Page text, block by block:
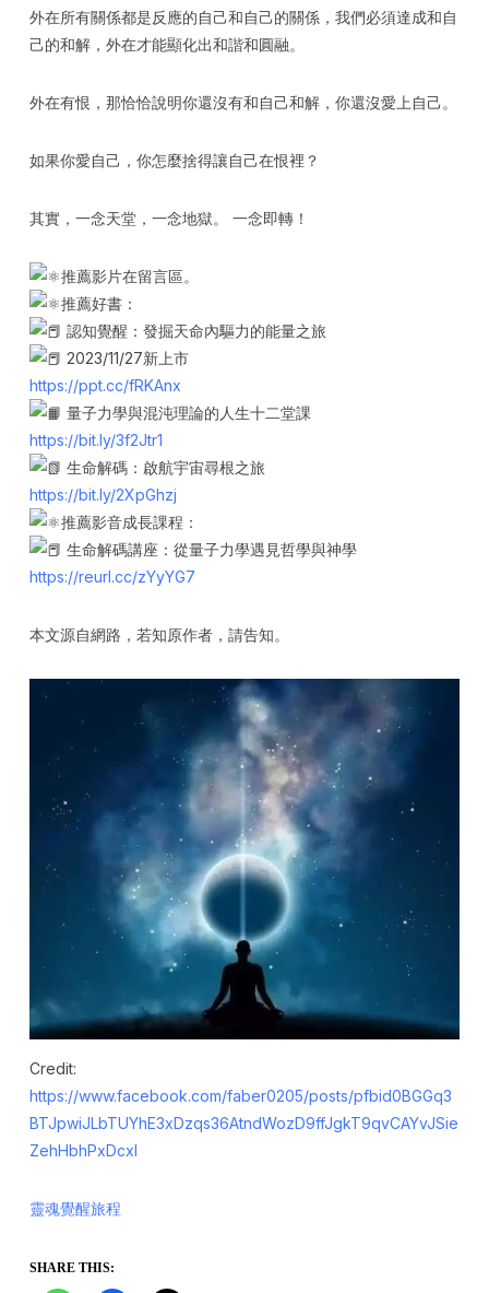
外在所有關係都是反應的自己和自己的關係，我們必須達成和自
己的和解，外在才能顯化出和諧和圓融。
外在有恨，那恰恰說明你還沒有和自己和解，你還沒愛上自己。
如果你愛自己，你怎麼捨得讓自己在恨裡？
其實，一念天堂，一念地獄。 一念即轉！
推薦影片在留言區。
推薦好書：
認知覺醒：發掘天命內驅力的能量之旅
2023/11/27新上市
https://ppt.cc/fRKAnx
量子力學與混沌理論的人生十二堂課
https://bit.ly/3f2Jtr1
生命解碼：啟航宇宙尋根之旅
https://bit.ly/2XpGhzj
推薦影音成長課程：
生命解碼講座：從量子力學遇見哲學與神學
https://reurl.cc/zYyYG7
本文源自網路，若知原作者，請告知。
Credit:
https://www.facebook.com/faber0205/posts/pfbid0BGGq3
BTJpwiJLbTUYhE3xDzqs36AtndWozD9ffJgkT9qvCAYvJSie
ZehHbhPxDcxl
靈魂覺醒旅程
SHARE THIS: